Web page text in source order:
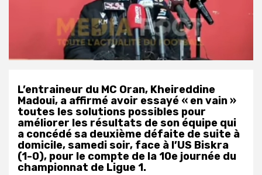
L’entraineur du MC Oran, Kheireddine
Madoui, a affirmé avoir essayé « en vain »
toutes les solutions possibles pour
améliorer les résultats de son équipe qui
a concédé sa deuxième défaite de suite à
domicile, samedi soir, face à l’US Biskra
(1-0), pour le compte de la 10e journée du
championnat de Ligue 1.